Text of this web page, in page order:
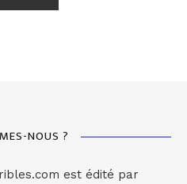
NOUS ?
est édité par